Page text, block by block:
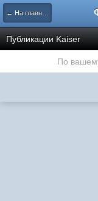
← На главную
Публикации Kaiser
По